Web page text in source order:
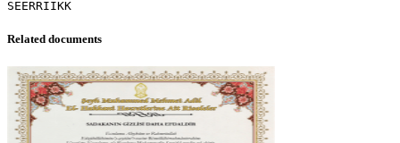
Related documents